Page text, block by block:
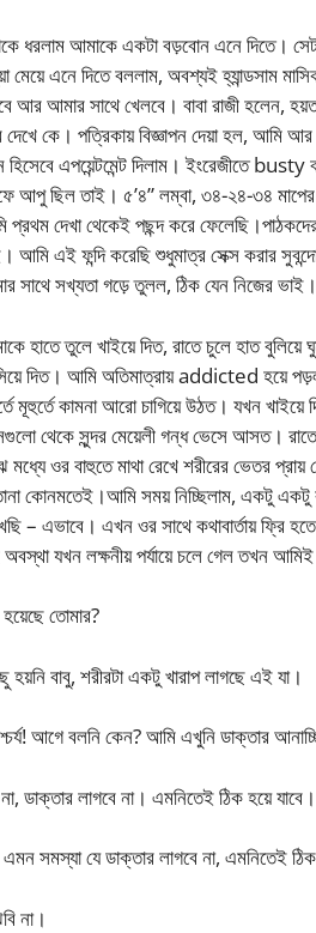
ধরলাম আমাকে একটা বড়বোন এনে দিতে।
মেয়ে এনে দিতে বললাম, অবশ্যই হ্যান্ডসাম
আর আমার সাথে খেলবে। বাবা রাজী হলেন,
কে। পত্রিকায় বিজ্ঞাপন দেয়া হল, আমি আর
হিসেবে এপয়েন্টমেন্ট দিলাম। ইংরেজীতে busty
আপু ছিল তাই। ৫’৪” লম্বা, ৩৪-২৪-৩৪
প্রথম দেখা থেকেই পছন্দ করে
আমি এই ফন্দি করেছি শুধুমাত্র সেক্স করার
সাথে সখ্যতা গড়ে তুলল, ঠিক যেন
হাতে তুলে খাইয়ে দিত, রাতে চুলে হাত বুলিয়ে
দিত। আমি অতিমাত্রায় addicted হয়ে
মূহুর্তে কামনা আরো চাগিয়ে উঠত। যখন
থেকে সুন্দর মেয়েলী গন্ধ ভেসে আসত।
মধ্যে ওর বাহুতে মাথা রেখে শরীরের ভেতর
কোনমতেই।আমি সময় নিচ্ছিলাম, একটু
– এভাবে। এখন ওর সাথে কথাবার্তায় ফ্রি
যখন লক্ষনীয় পর্যায়ে চলে গেল তখন
তোমার?
হয়নি বাবু, শরীরটা একটু খারাপ লাগছে এই যা।
আগে বলনি কেন? আমি এখুনি ডাক্তার
ডাক্তার লাগবে না। এমনিতেই ঠিক হয়ে যাবে।
সমস্যা যে ডাক্তার লাগবে না, এমনিতেই ঠিক
না।